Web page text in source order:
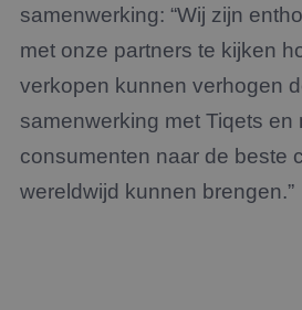
samenwerking: “Wij zijn
met onze partners te kijken
verkopen kunnen verhogen
samenwerking met Tiqets en
consumenten naar de beste
wereldwijd kunnen brengen.”